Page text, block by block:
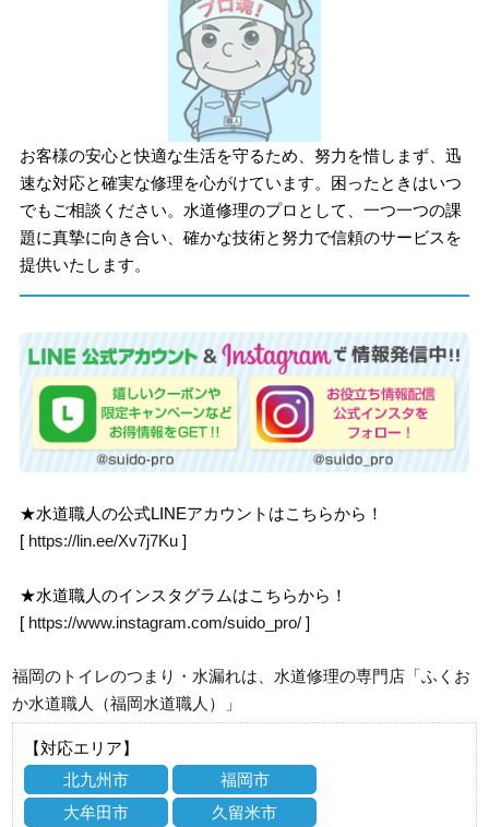
お客様の安心と快適な生活を守るため、努力を惜しまず、迅
速な対応と確実な修理を心がけています。困ったときはいつ
でもご相談ください。水道修理のプロとして、一つ一つの課
題に真摯に向き合い、確かな技術と努力で信頼のサービスを
提供いたします。
★水道職人の公式LINEアカウントはこちらから！
[ https://lin.ee/Xv7j7Ku ]
★水道職人のインスタグラムはこちらから！
[ https://www.instagram.com/suido_pro/ ]
福岡のトイレのつまり・水漏れは、水道修理の専門店「ふくお
か水道職人（福岡水道職人）」
【対応エリア】
北九州市
福岡市
大牟田市
久留米市